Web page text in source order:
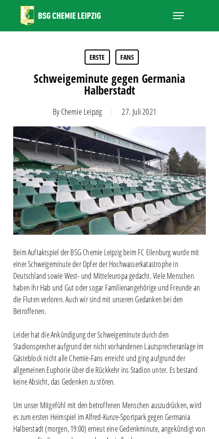
main
Menu
ERSTE FANS
Schweigeminute gegen Germania
Halberstadt
By Chemie Leipzig 27. Juli 2021
Beim Auftaktspiel der BSG Chemie Leipzig beim FC Eilenburg wurde mit
einer Schweigeminute der Opfer der Hochwasserkatastrophe in
Deutschland sowie West- und Mitteleuropa gedacht. Viele Menschen
haben ihr Hab und Gut oder sogar Familienangehörige und Freunde an
die Fluten verloren. Auch wir sind mit unseren Gedanken bei den
Betroffenen.
Leider hat die Ankündigung der Schweigeminute durch den
Stadionsprecher aufgrund der nicht vorhandenen Lautsprecheranlage im
Gästeblock nicht alle Chemie-Fans erreicht und ging aufgrund der
allgemeinen Euphorie über die Rückkehr ins Stadion unter. Es bestand
keine Absicht, das Gedenken zu stören.
Um unser Mitgefühl mit den betroffenen Menschen auszudrücken, wird
es zum ersten Heimspiel im Alfred-Kunze-Sportpark gegen Germania
Halberstadt (morgen, 19:00) erneut eine Gedenkminute, angekündigt von
Close